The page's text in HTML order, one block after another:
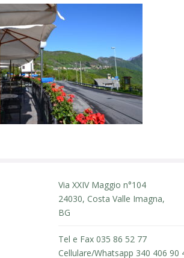
Via XXIV Maggio n°104
24030, Costa Valle Imagna,
BG
Tel e Fax 035 86 52 77
Cellulare/Whatsapp 340 406 90